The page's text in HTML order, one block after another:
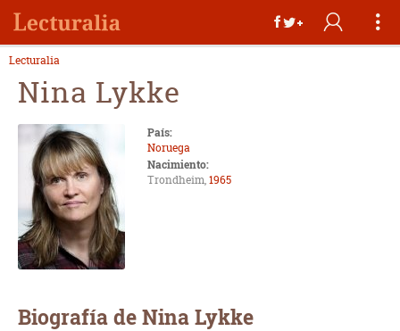
Lecturalia
Nina Lykke
País:
Noruega
Nacimiento:
Trondheim,1965
Biografía de Nina Lykke